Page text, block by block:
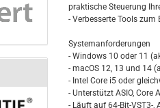
praktische Steuerung
- Verbesserte Tools zum
Systemanforderungen
- Windows 10 oder 11
- macOS 12, 13 und 14
- Intel Core i5 oder
- Unterstützt ASIO, Core
- Läuft auf 64-Bit-VST3-,